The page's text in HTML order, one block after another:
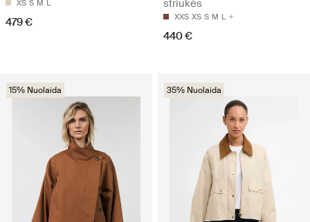
XS S M L
479 €
striukės
XXS XS S M L
440 €
15% Nuolaida 35% Nuolaida